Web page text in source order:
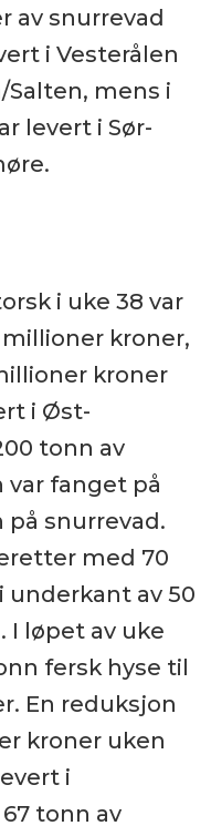
av snurrevad
i Vesterålen
mens i
levert i Sør-
i uke 38 var
kroner,
kroner
i Øst-
tonn av
var fanget på
snurrevad.
med 70
underkant av 50
I løpet av uke
fersk hyse til
En reduksjon
kroner uken
i
tonn av